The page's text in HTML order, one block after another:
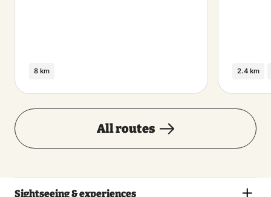
8 km 2.4 km
All routes
Sightseeing & experiences